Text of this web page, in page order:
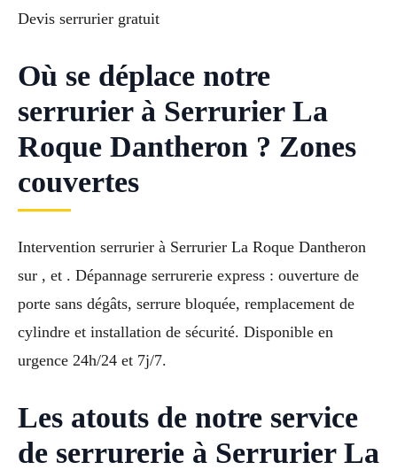
Devis serrurier gratuit
Où se déplace notre
serrurier à Serrurier La
Roque Dantheron ? Zones
couvertes
Intervention serrurier à Serrurier La Roque Dantheron
sur , et . Dépannage serrurerie express : ouverture de
porte sans dégâts, serrure bloquée, remplacement de
cylindre et installation de sécurité. Disponible en
urgence 24h/24 et 7j/7.
Les atouts de notre service
de serrurerie à Serrurier La